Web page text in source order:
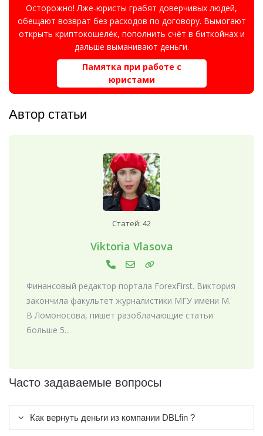
Осторожно! Лже-юристы грабят доверчивых людей,
обещают возврат без расходов по договору. Вымогают
открыть криптокошелёк, пополнить счёт в биткойнах и
дальше выманивают деньги.
Памятка при работе с
юристами
Автор статьи
Статей: 42
Viktoria Vlasova
Финансовый редактор портала ForexFirst. Виктория
закончила факультет журналистики МГУ имени М.
В Ломоносова, пишет разоблачающие статьи
больше 5...
Часто задаваемые вопросы
Как вернуть деньги из компании DBLfin ?